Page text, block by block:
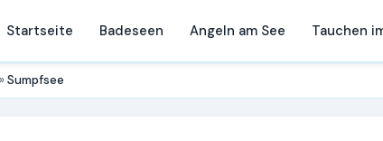
Startseite Badeseen Angeln am See Tauchen
»Sumpfsee